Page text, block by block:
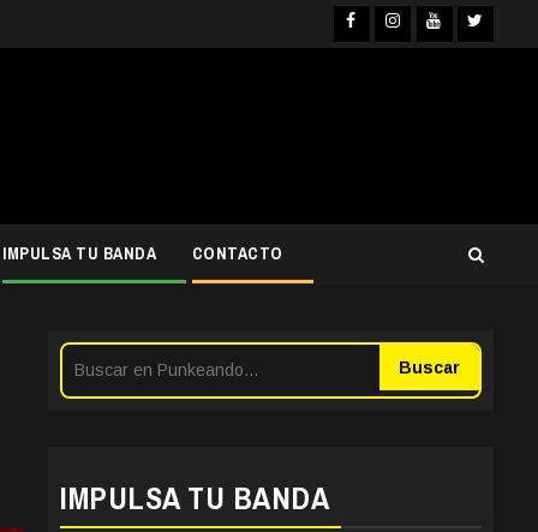
Facebook
Instagram
IMPULSA TU BANDA CONTACTO
Buscar
IMPULSA TU BANDA